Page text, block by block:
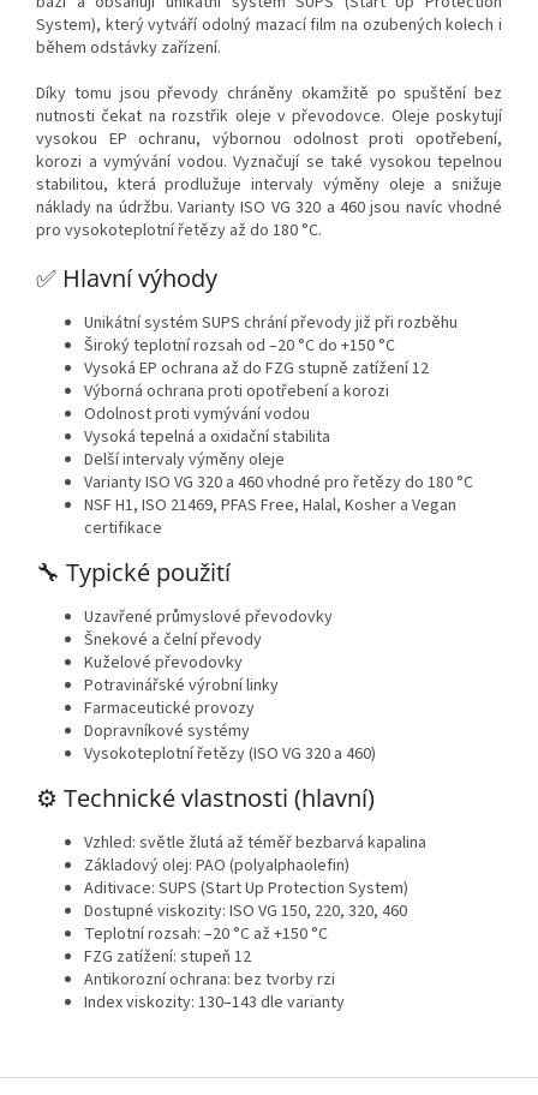
System), který vytváří odolný mazací film na ozubených kolech i
během odstávky zařízení.
Díky tomu jsou převody chráněny okamžitě po spuštění bez
nutnosti čekat na rozstřik oleje v převodovce. Oleje poskytují
vysokou EP ochranu, výbornou odolnost proti opotřebení,
korozi a vymývání vodou. Vyznačují se také vysokou tepelnou
stabilitou, která prodlužuje intervaly výměny oleje a snižuje
náklady na údržbu. Varianty ISO VG 320 a 460 jsou navíc vhodné
pro vysokoteplotní řetězy až do 180 °C.
✅ Hlavní výhody
Unikátní systém SUPS chrání převody již při rozběhu
Široký teplotní rozsah od –20 °C do +150 °C
Vysoká EP ochrana až do FZG stupně zatížení 12
Výborná ochrana proti opotřebení a korozi
Odolnost proti vymývání vodou
Vysoká tepelná a oxidační stabilita
Delší intervaly výměny oleje
Varianty ISO VG 320 a 460 vhodné pro řetězy do 180 °C
NSF H1, ISO 21469, PFAS Free, Halal, Kosher a Vegan
certifikace
🔧 Typické použití
Uzavřené průmyslové převodovky
Šnekové a čelní převody
Kuželové převodovky
Potravinářské výrobní linky
Farmaceutické provozy
Dopravníkové systémy
Vysokoteplotní řetězy (ISO VG 320 a 460)
⚙️ Technické vlastnosti (hlavní)
Vzhled: světle žlutá až téměř bezbarvá kapalina
Základový olej: PAO (polyalphaolefin)
Aditivace: SUPS (Start Up Protection System)
Dostupné viskozity: ISO VG 150, 220, 320, 460
Teplotní rozsah: –20 °C až +150 °C
FZG zatížení: stupeň 12
Antikorozní ochrana: bez tvorby rzi
Index viskozity: 130–143 dle varianty
Z